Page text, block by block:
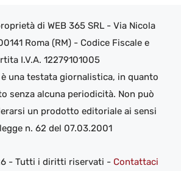
di WEB 365 SRL - Via Nicola
Roma (RM) - Codice Fiscale e
I.V.A. 12279101005
una testata giornalistica, in quanto
senza alcuna periodicità. Non può
un prodotto editoriale ai sensi
n. 62 del 07.03.2001
- Tutti i diritti riservati - Contattaci